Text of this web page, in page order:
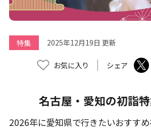
特集 2025年12月19日 更新
お気に入り シェア
名古屋・愛知の初詣
2026年に愛知県で行きたいおすす